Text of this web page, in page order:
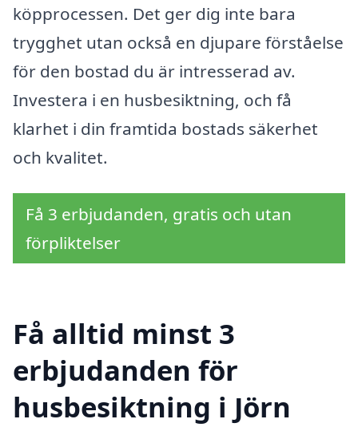
köpprocessen. Det ger dig inte bara
trygghet utan också en djupare förståelse
för den bostad du är intresserad av.
Investera i en husbesiktning, och få
klarhet i din framtida bostads säkerhet
och kvalitet.
Få 3 erbjudanden, gratis och utan
förpliktelser
Få alltid minst 3
erbjudanden för
husbesiktning i Jörn